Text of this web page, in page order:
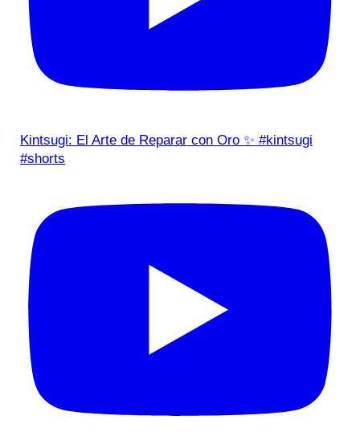
Kintsugi: El Arte de Reparar con Oro ✨ #kintsugi
#shorts